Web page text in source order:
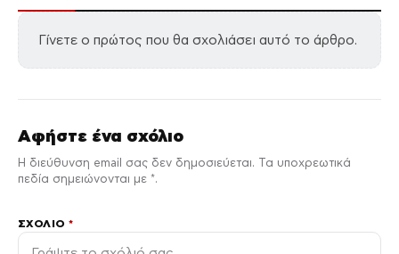
Γίνετε ο πρώτος που θα σχολιάσει αυτό το άρθρο.
Αφήστε ένα σχόλιο
Η διεύθυνση email σας δεν δημοσιεύεται. Τα υποχρεωτικά
πεδία σημειώνονται με *.
ΣΧΌΛΙΟ*